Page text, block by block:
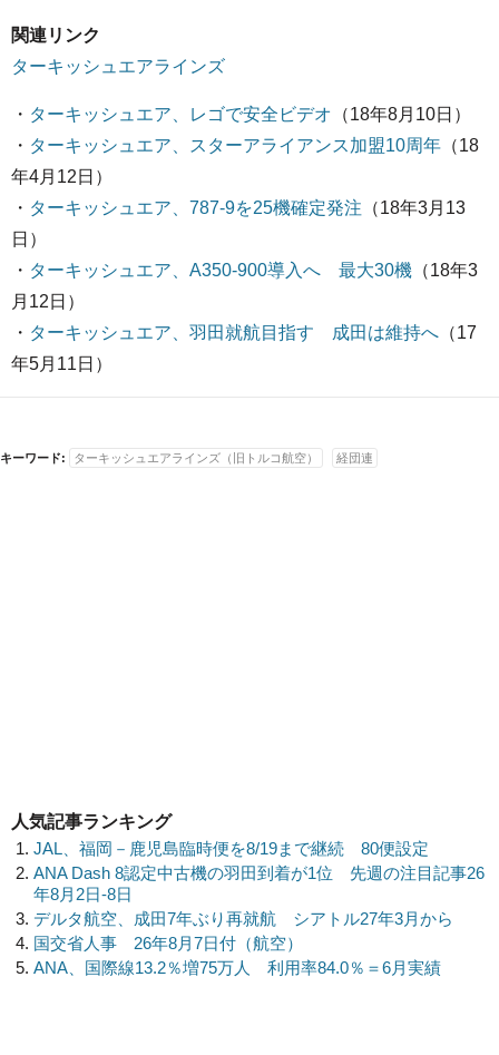
関連リンク
ターキッシュエアラインズ
・ ターキッシュエア、レゴで安全ビデオ （18年8月10日）
・ ターキッシュエア、スターアライアンス加盟10周年 （18
年4月12日）
・ ターキッシュエア、787-9を25機確定発注 （18年3月13
日）
・ ターキッシュエア、A350-900導入へ 最大30機 （18年3
月12日）
・ ターキッシュエア、羽田就航目指す 成田は維持へ （17
年5月11日）
キーワード: ターキッシュエアラインズ（旧トルコ航空） 経団連
人気記事ランキング
JAL、福岡－鹿児島臨時便を8/19まで継続 80便設定
ANA Dash 8認定中古機の羽田到着が1位 先週の注目記事26
年8月2日-8日
デルタ航空、成田7年ぶり再就航 シアトル27年3月から
国交省人事 26年8月7日付（航空）
ANA、国際線13.2％増75万人 利用率84.0％＝6月実績